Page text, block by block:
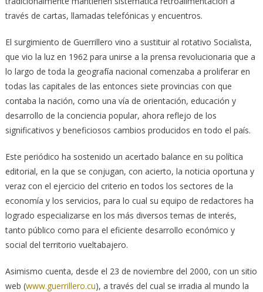
través de cartas, llamadas telefónicas y encuentros.
El surgimiento de Guerrillero vino a sustituir al rotativo Socialista,
que vio la luz en 1962 para unirse a la prensa revolucionaria que a
lo largo de toda la geografía nacional comenzaba a proliferar en
todas las capitales de las entonces siete provincias con que
contaba la nación, como una vía de orientación, educación y
desarrollo de la conciencia popular, ahora reflejo de los
significativos y beneficiosos cambios producidos en todo el país.
Este periódico ha sostenido un acertado balance en su política
editorial, en la que se conjugan, con acierto, la noticia oportuna y
veraz con el ejercicio del criterio en todos los sectores de la
economía y los servicios, para lo cual su equipo de redactores ha
logrado especializarse en los más diversos temas de interés,
tanto público como para el eficiente desarrollo económico y
social del territorio vueltabajero.
Asimismo cuenta, desde el 23 de noviembre del 2000, con un sitio
web (www.guerrillero.cu), a través del cual se irradia al mundo la